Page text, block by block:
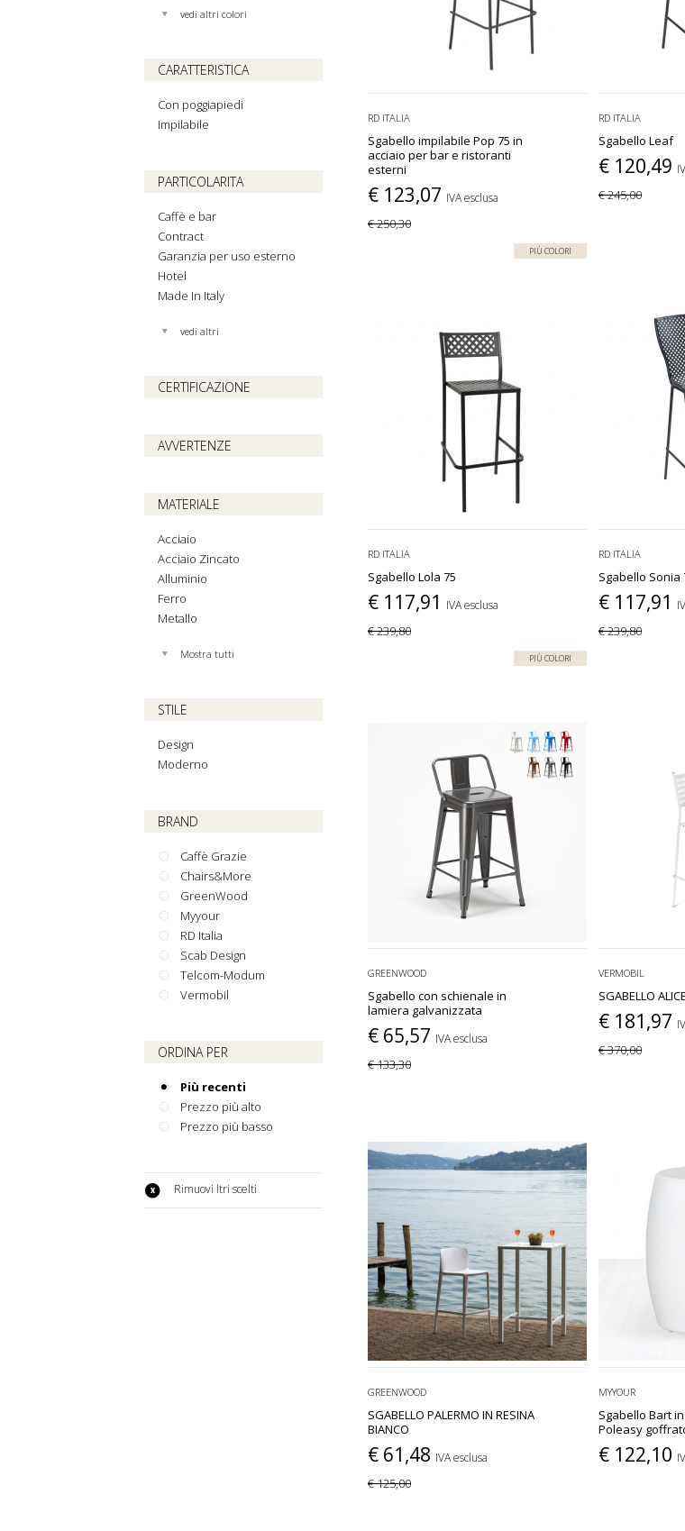
vedi altri colori
CARATTERISTICA
Con poggiapiedi
Impilabile
PARTICOLARITA
Caffè e bar
Contract
Garanzia per uso esterno
Hotel
Made In Italy
vedi altri
CERTIFICAZIONE
AVVERTENZE
MATERIALE
Acciaio
Acciaio Zincato
Alluminio
Ferro
Metallo
Mostra tutti
STILE
Design
Moderno
BRAND
Caffè Grazie
Chairs&More
GreenWood
Myyour
RD Italia
Scab Design
Telcom-Modum
Vermobil
ORDINA PER
Più recenti
Prezzo più alto
Prezzo più basso
Rimuovi filtri scelti
RD ITALIA
Sgabello impilabile Pop 75 in
acciaio per bar e ristoranti
esterni
€ 123,07 IVA esclusa
€ 250,30
PIÙ COLORI
RD ITALIA
Sgabello Leaf
€ 120,49
€ 245,00
RD ITALIA
Sgabello Lola 75
€ 117,91 IVA esclusa
€ 239,80
PIÙ COLORI
RD ITALIA
Sgabello Sonia
€ 117,91
€ 239,80
GREENWOOD
Sgabello con schienale in
lamiera galvanizzata
€ 65,57 IVA esclusa
€ 133,30
VERMOBIL
SGABELLO ALICE
€ 181,97
€ 370,00
GREENWOOD
SGABELLO PALERMO IN RESINA
BIANCO
€ 61,48 IVA esclusa
€ 125,00
MYYOUR
Sgabello Bart
Poleasy
€ 122,10